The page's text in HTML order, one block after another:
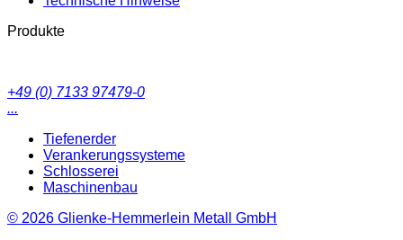
Produkte
+49 (0) 7133 97479-0
...
Tiefenerder
Verankerungssysteme
Schlosserei
Maschinenbau
© 2026 Glienke-Hemmerlein Metall GmbH